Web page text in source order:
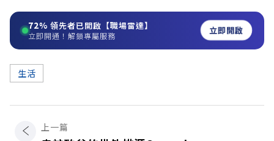
72% 領先者已開啟【職場雷達】
立即開通！解鎖專屬服務 立即開啟
生活
上一篇